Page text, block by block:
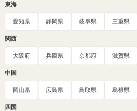
東海
愛知県 静岡県 岐阜県 三重県
関西
大阪府 兵庫県 京都府 滋賀県
中国
岡山県 広島県 鳥取県 島根県
四国